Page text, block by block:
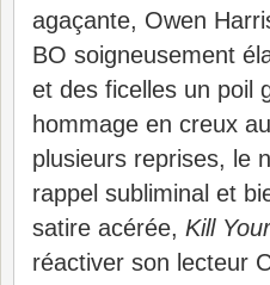
agaçante, Owen
BO soigneusement
et des ficelles un poil
hommage en creux
plusieurs reprises, le
rappel subliminal et
satire acérée, Kill
réactiver son lecteur